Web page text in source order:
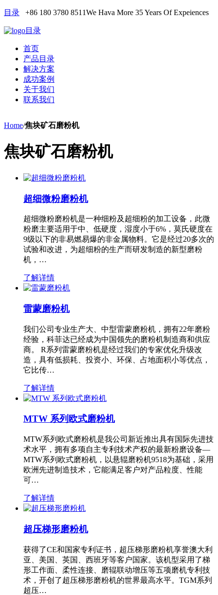
目录 +86 180 3780 8511We Hava More 35 Years Of Expeiences
目录
首页
产品目录
解决方案
成功案例
关于我们
联系我们
Home/焦块矿石磨粉机
焦块矿石磨粉机
超细微粉磨粉机
超细微粉磨粉机是一种细粉及超细粉的加工设备，此微
粉磨主要适用于中、低硬度，湿度小于6%，莫氏硬度在
9级以下的非易燃易爆的非金属物料。它是经过20多次的
试验和改进，为超细粉的生产而研发制造的新型磨粉
机，…
了解详情
雷蒙磨粉机
我们公司专业生产大、中型雷蒙磨粉机，拥有22年磨粉
经验，科菲达已经成为中国领先的磨粉机制造商和供应
商。 R系列雷蒙磨粉机是经过我们的专家优化升级改
造，具有低损耗、投资小、环保、占地面积小等优点，
它比传…
了解详情
MTW 系列欧式磨粉机
MTW系列欧式磨粉机是我公司新近推出具有国际先进技
术水平，拥有多项自主专利技术产权的最新粉磨设备—
MTW系列欧式磨粉机，以悬辊磨粉机9518为基础，采用
欧洲先进制造技术，它能满足客户对产品粒度、性能
可…
了解详情
超压梯形磨粉机
获得了CE和国家专利证书，超压梯形磨粉机享誉澳大利
亚、美国、英国、西班牙等客户国家。该机型采用了梯
形工作面、柔性连接、磨辊联动增压等五项磨机专利技
术，开创了超压梯形磨粉机的世界最高水平。TGM系列
超压…